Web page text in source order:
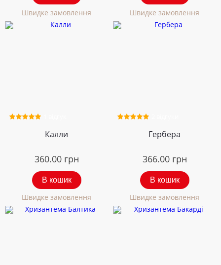
Швидке замовлення Швидке замовлення
Калли
360.00 грн
В кошик
Швидке замовлення
Гербера
366.00 грн
В кошик
Швидке замовлення